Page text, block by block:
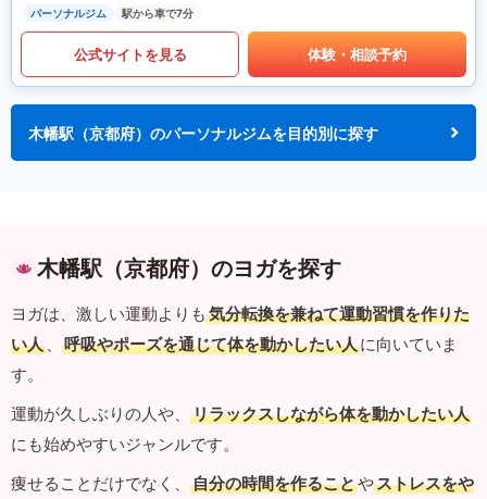
パーソナルジム 駅から車で7分
公式サイトを見る 体験・相談予約
木幡駅（京都府）のパーソナルジムを目的別に探す
木幡駅（京都府）のヨガを探す
ヨガは、激しい運動よりも 気分転換を兼ねて運動習慣を作りた
い人 、 呼吸やポーズを通じて体を動かしたい人に向いていま
す。
運動が久しぶりの人や、
リラックスしながら体を動かしたい人
にも始めやすいジャンルです。
痩せることだけでなく、
自分の時間を作ることやストレスをや